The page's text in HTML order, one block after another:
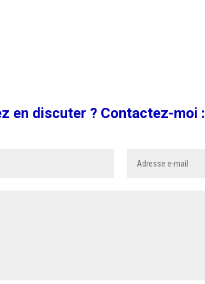
en discuter ? Contactez-moi :